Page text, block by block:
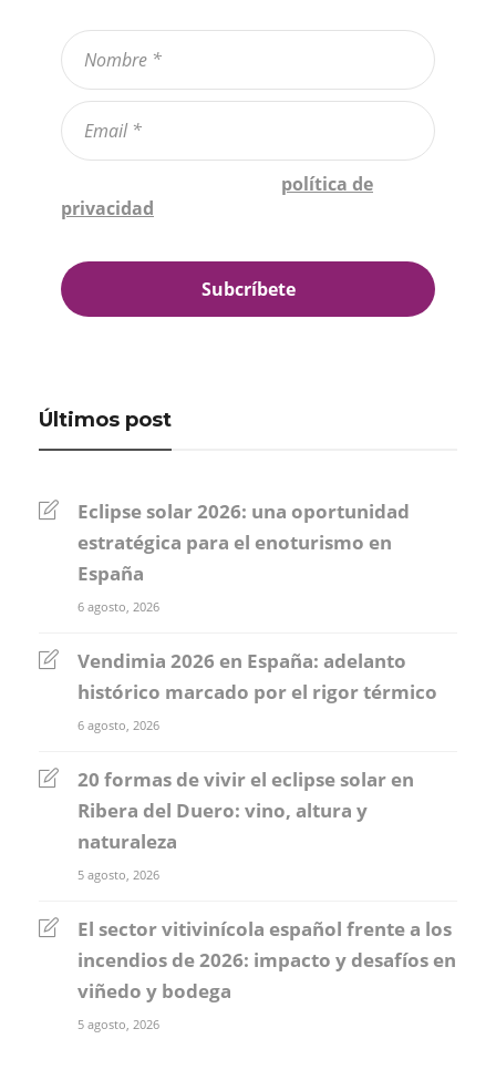
política de
privacidad
Últimos post
Eclipse solar 2026: una oportunidad
estratégica para el enoturismo en
España
6 agosto, 2026
Vendimia 2026 en España: adelanto
histórico marcado por el rigor térmico
6 agosto, 2026
20 formas de vivir el eclipse solar en
Ribera del Duero: vino, altura y
naturaleza
5 agosto, 2026
El sector vitivinícola español frente a los
incendios de 2026: impacto y desafíos en
viñedo y bodega
5 agosto, 2026